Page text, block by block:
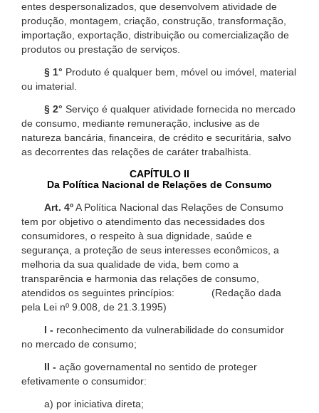
entes despersonalizados, que desenvolvem atividade de
produção, montagem, criação, construção, transformação,
importação, exportação, distribuição ou comercialização de
produtos ou prestação de serviços.
§ 1° Produto é qualquer bem, móvel ou imóvel, material
ou imaterial.
§ 2° Serviço é qualquer atividade fornecida no mercado
de consumo, mediante remuneração, inclusive as de
natureza bancária, financeira, de crédito e securitária, salvo
as decorrentes das relações de caráter trabalhista.
CAPÍTULO II
Da Política Nacional de Relações de Consumo
Art. 4ºA Política Nacional das Relações de Consumo
tem por objetivo o atendimento das necessidades dos
consumidores, o respeito à sua dignidade, saúde e
segurança, a proteção de seus interesses econômicos, a
melhoria da sua qualidade de vida, bem como a
transparência e harmonia das relações de consumo,
atendidos os seguintes princípios: (Redação dada
pela Lei nº 9.008, de 21.3.1995)
I - reconhecimento da vulnerabilidade do consumidor
no mercado de consumo;
II - ação governamental no sentido de proteger
efetivamente o consumidor:
a) por iniciativa direta;